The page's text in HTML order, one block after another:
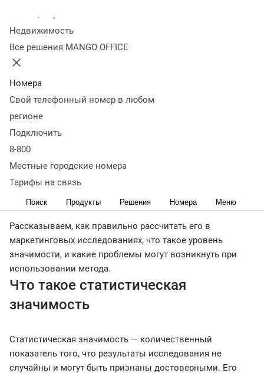
Недвижимость
Все решения MANGO OFFICE
Номера
Свой телефонный номер в любом
регионе
Подключить
8-800
Местные городские номера
Тарифы на связь
Поиск Продукты Решения Номера Меню
оценить статистическую значимость
проблемы при использовании статистической
значимости
значимости
Коротко о главном
Чтобы эффективно внедрять изменения, недостаточно
опираться только на итоги А/В-тестирований. Они могут
показывать случайные результаты, которые не
вероятность ошибки, маркетологи учитывают важный
показатель — статистическую значимость.
Рассказываем, как правильно рассчитать его в
маркетинговых исследованиях, что такое уровень
значимости, и какие проблемы могут возникнуть при
использовании метода.
Что такое статистическая
значимость
Статистическая значимость — количественный
показатель того, что результаты исследования не
случайны и могут быть признаны достоверными. Его